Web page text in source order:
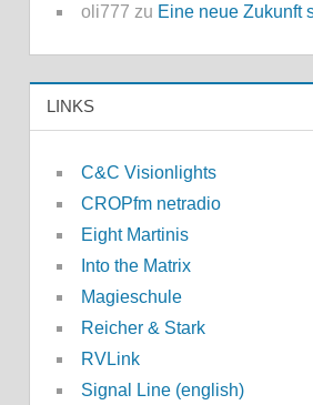
oli777 zu Eine neue Zukunft
LINKS
C&C Visionlights
CROPfm netradio
Eight Martinis
Into the Matrix
Magieschule
Reicher & Stark
RVLink
Signal Line (english)